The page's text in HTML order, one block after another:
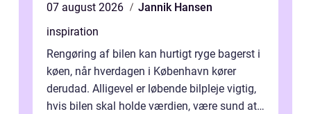
07 august 2026
Jannik Hansen
inspiration
Rengøring af bilen kan hurtigt ryge bagerst i
køen, når hverdagen i København kører
derudad. Alligevel er løbende bilpleje vigtig,
hvis bilen skal holde værdien, være sund at